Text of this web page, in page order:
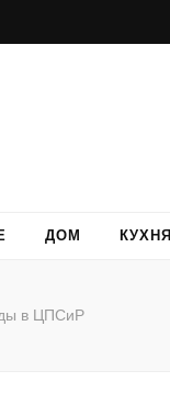
ДОМ КУХНЯ
в ЦПСиР